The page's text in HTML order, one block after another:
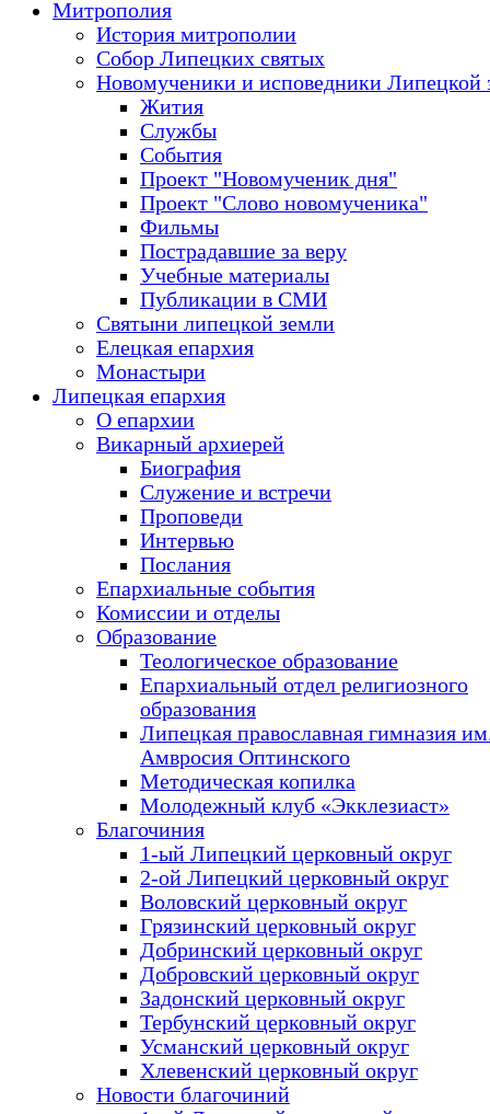
Митрополия
История митрополии
Собор Липецких святых
Новомученики и исповедники Липецкой
Жития
Службы
События
Проект "Новомученик дня"
Проект "Слово новомученика"
Фильмы
Пострадавшие за веру
Учебные материалы
Публикации в СМИ
Святыни липецкой земли
Елецкая епархия
Монастыри
Липецкая епархия
О епархии
Викарный архиерей
Биография
Служение и встречи
Проповеди
Интервью
Послания
Епархиальные события
Комиссии и отделы
Образование
Теологическое образование
Епархиальный отдел религиозного
образования
Липецкая православная гимназия
Амвросия Оптинского
Методическая копилка
Молодежный клуб «Экклезиаст»
Благочиния
1-ый Липецкий церковный округ
2-ой Липецкий церковный округ
Воловский церковный округ
Грязинский церковный округ
Добринский церковный округ
Добровский церковный округ
Задонский церковный округ
Тербунский церковный округ
Усманский церковный округ
Хлевенский церковный округ
Новости благочиний